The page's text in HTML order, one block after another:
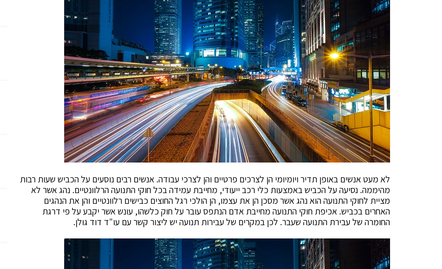
לא מעט אנשים באופן תדיר ויומיומי הן לצרכים פרטיים והן לצרכי עבודה. אנשים רבים נוסעים על הכביש שעות רבות
מהיממה. נסיעה על הכביש באמצעות כלי רכב ייעודי, מחייבת עמידה בכל חוקי התנועה הרלוונטיים. נהג אשר לא
מציית לחוקי התנועה הוא נהג אשר מסכן הן את עצמו, הן הולכי רגל החוצים כבישים רלוונטיים והן את הנהגים
האחרים בכביש. אכיפת חוקי התנועה מחייבת אדם הנתפס עובר על חוק כלשהו, עונש אשר יקבע על פי דרגת
החומרה של עבירת התנועה שעבר. לכן במקרים של עבירות תנועה יש ליצור קשר עם עו"ד דוד גולן.